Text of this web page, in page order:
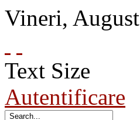
Vineri, August
Text Size
Autentificare